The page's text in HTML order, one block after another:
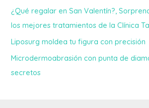
¿Qué regalar en San Valentín?,
los mejores tratamientos de la Clínica
Liposurg moldea tu figura con precisión
Microdermoabrasión con punta de
secretos